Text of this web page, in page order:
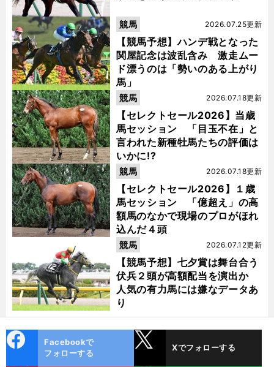
【競馬予想】ハンデ戦となった
関屋記念は波乱含み 激走ムー
ド漂うのは「勢いのある上がり
馬」
2026.07.25更新
競馬
【セレクトセール2026】当歳
馬セッション 「目玉不在」と
言われた新種牡馬たちの評価は
いかに!?
2026.07.18更新
競馬
【セレクトセール2026】１歳
馬セッション 「億超え」の高
額馬のなかで現場のプロがほれ
込んだ４頭
2026.07.18更新
競馬
【競馬予想】七夕賞は舞台合う
伏兵２頭が高額配当を演出か
人気の有力馬には嫌なデータあ
り
2026.07.12更新
競馬
ok
Facebookで
フォローする
Xでフォローする